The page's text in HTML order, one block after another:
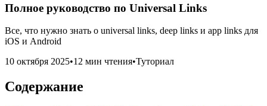
Полное руководство по Universal Links
Все, что нужно знать о universal links, deep links и app links для
iOS и Android
10 октября 2025•12 мин чтения•Туториал
Содержание